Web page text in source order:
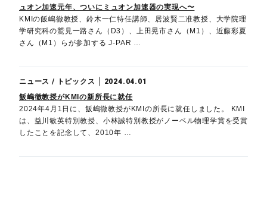
ュオン加速元年、ついにミュオン加速器の実現へ〜
KMIの飯嶋徹教授、鈴木一仁特任講師、居波賢二准教授、大学院理
学研究科の鷲見一路さん（D3）、上田晃市さん（M1）、近藤彩夏
さん（M1）らが参加する J-PAR …
ニュース / トピックス
2024.04.01
飯嶋徹教授がKMIの新所長に就任
2024年4月1日に、飯嶋徹教授がKMIの所長に就任しました。 KMI
は、益川敏英特別教授、小林誠特別教授がノーベル物理学賞を受賞
したことを記念して、2010年 …